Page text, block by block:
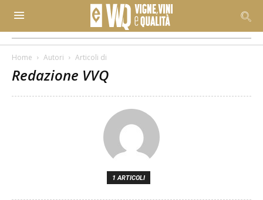
Home Autori Articoli di
Redazione VVQ
1 ARTICOLI